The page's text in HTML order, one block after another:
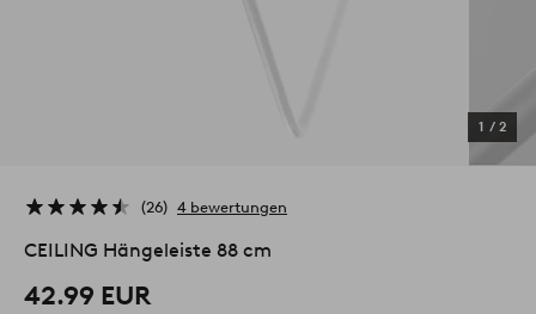
1 / 2
26 4 bewertungen
CEILING Hängeleiste 88 cm
42.99 EUR